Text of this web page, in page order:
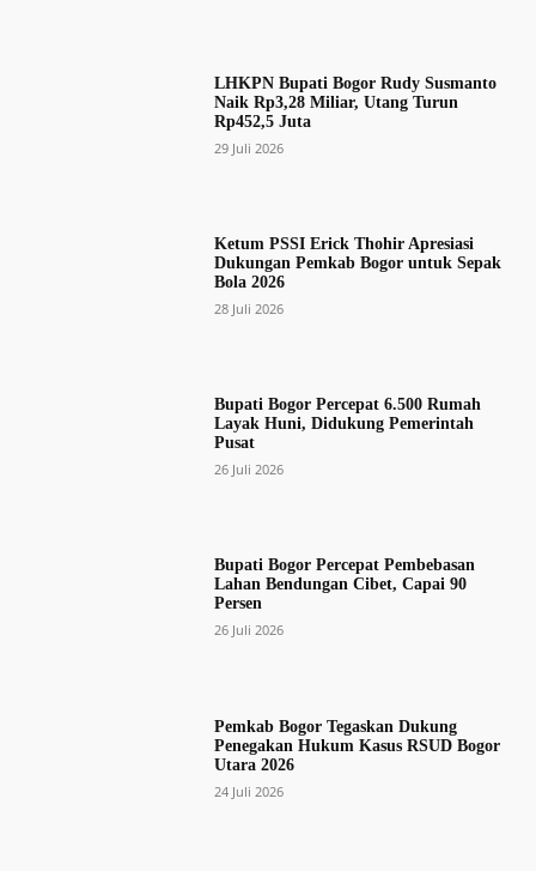
LHKPN Bupati Bogor Rudy Susmanto
Naik Rp3,28 Miliar, Utang Turun
Rp452,5 Juta
29 Juli 2026
Ketum PSSI Erick Thohir Apresiasi
Dukungan Pemkab Bogor untuk Sepak
Bola 2026
28 Juli 2026
Bupati Bogor Percepat 6.500 Rumah
Layak Huni, Didukung Pemerintah
Pusat
26 Juli 2026
Bupati Bogor Percepat Pembebasan
Lahan Bendungan Cibet, Capai 90
Persen
26 Juli 2026
Pemkab Bogor Tegaskan Dukung
Penegakan Hukum Kasus RSUD Bogor
Utara 2026
24 Juli 2026